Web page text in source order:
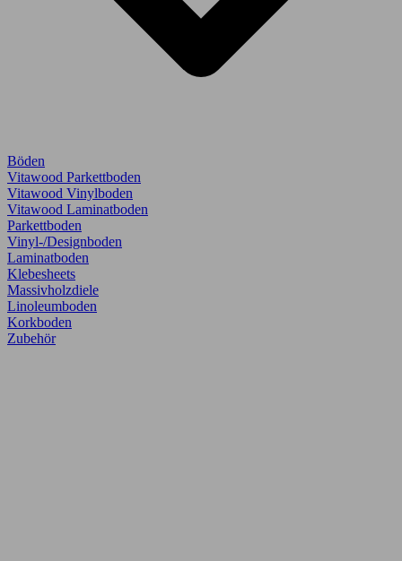
Böden
Vitawood Parkettboden
Vitawood Vinylboden
Vitawood Laminatboden
Parkettboden
Vinyl-/Designboden
Laminatboden
Klebesheets
Massivholzdiele
Linoleumboden
Korkboden
Zubehör